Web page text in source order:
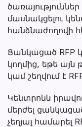
մասնակցելու
հանձնաժողովի
Ցանկացած RFP
կողմից, եթե այն
կամ շեղվում է
Կենտրոնն
մերժել
չեղյալ համարել